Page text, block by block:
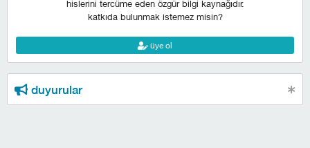
hislerini tercüme eden özgür bilgi kaynağıdır.
katkıda bulunmak istemez misin?
üye ol
duyurular